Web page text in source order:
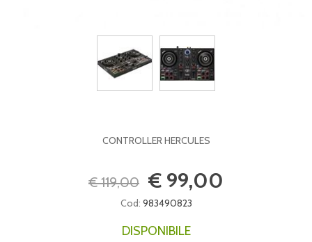
CONTROLLER HERCULES
€ 119,00 € 99,00
Cod: 983490823
DISPONIBILE